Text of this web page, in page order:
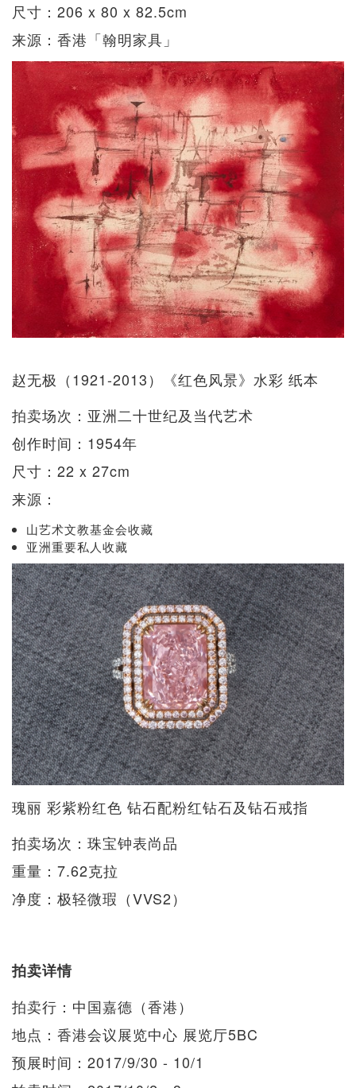
尺寸：206 x 80 x 82.5cm
来源：香港「翰明家具」
赵无极（1921-2013）《红色风景》水彩 纸本
拍卖场次：亚洲二十世纪及当代艺术
创作时间：1954年
尺寸：22 x 27cm
来源：
山艺术文教基金会收藏
亚洲重要私人收藏
瑰丽 彩紫粉红色 钻石配粉红钻石及钻石戒指
拍卖场次：珠宝钟表尚品
重量：7.62克拉
净度：极轻微瑕（VVS2）
拍卖详情
拍卖行：中国嘉德（香港）
地点：香港会议展览中心 展览厅5BC
预展时间：2017/9/30 - 10/1